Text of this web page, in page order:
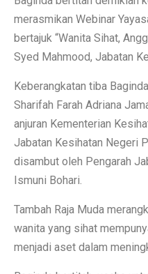
merasmikan Webinar
bertajuk “Wanita Sihat,
Syed Mahmood, Jabatan
Keberangkatan tiba
Sharifah Farah Adriana
anjuran Kementerian
Jabatan Kesihatan Negeri
disambut oleh Pengarah
Ismuni Bohari.
Tambah Raja Muda
wanita yang sihat
menjadi aset dalam